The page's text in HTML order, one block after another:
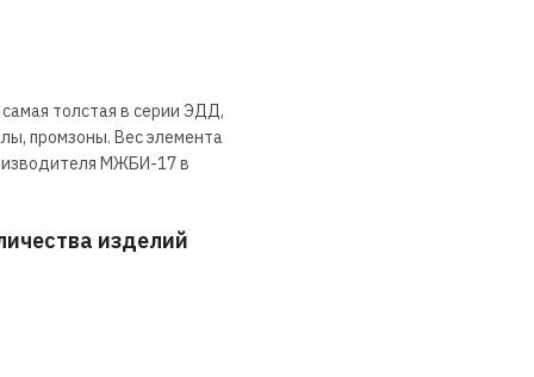
толстая в серии ЭДД,
промзоны. Вес элемента
МЖБИ-17 в
изделий